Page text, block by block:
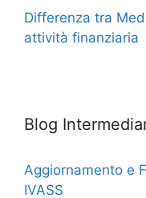
Differenza tra
attività finanziaria
Blog
Aggiornamento e
IVASS